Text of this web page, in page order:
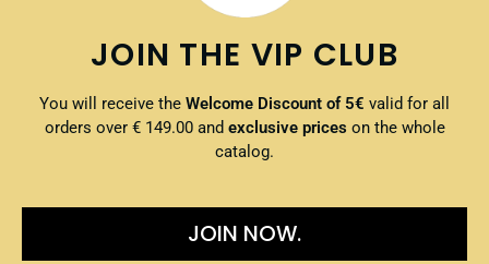
JOIN THE VIP CLUB
You will receive the Welcome Discount of 5€ valid for all
orders over € 149.00 and exclusive prices on the whole
catalog.
JOIN NOW.